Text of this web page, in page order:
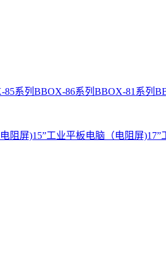
85系列 BBOX-86系列 BBOX-81系列
阻屏)15”工业平板电脑（电阻屏)17”